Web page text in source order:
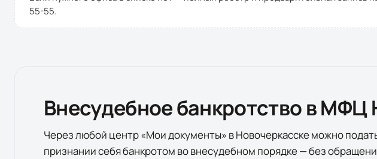
55-55.
Внесудебное банкротство в МФЦ
Через любой центр «Мои документы» вНовочеркасскеможно
признании себя банкротом во внесудебном порядке — без